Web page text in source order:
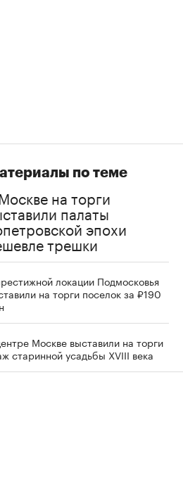
по теме
на торги
палаты
эпохи
трешки
локации Подмосковья
на торги поселок за ₽190
Москве выставили на торги
старинной усадьбы XVIII века